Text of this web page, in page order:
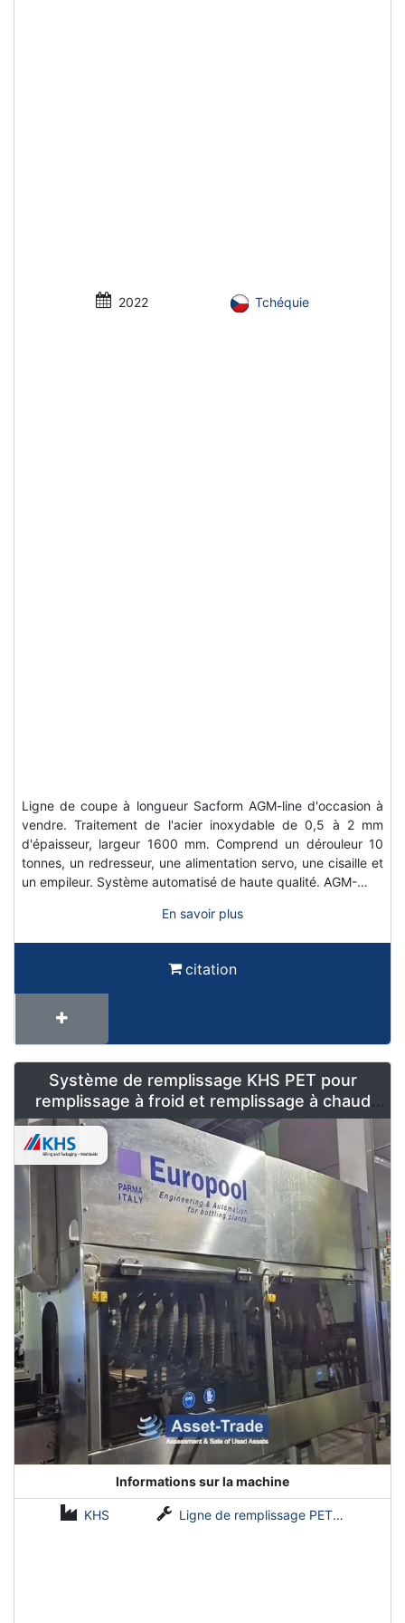
2022 Tchéquie
Ligne de coupe à longueur Sacform AGM-line d'occasion à
vendre. Traitement de l'acier inoxydable de 0,5 à 2 mm
d'épaisseur, largeur 1600 mm. Comprend un dérouleur 10
tonnes, un redresseur, une alimentation servo, une cisaille et
un empileur. Système automatisé de haute qualité. AGM-…
En savoir plus
citation
Système de remplissage KHS PET pour
remplissage à froid et remplissage à chaud
(500 ml - 1,5 l)
Informations sur la machine
KHS Ligne de remplissage PET pour Coldfill et Hotfill